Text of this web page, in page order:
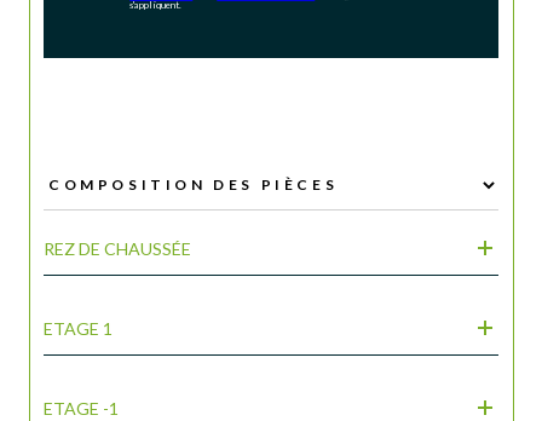
s'appliquent.
REZ DE CHAUSSÉE
ETAGE 1
ETAGE -1